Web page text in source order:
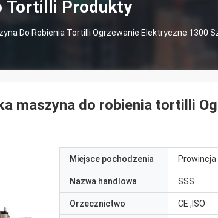
Tortilli Produkty
Do Robienia Tortilli Ogrzewanie Elektryczne 1300
maszyna do robienia tortilli
Miejsce pochodzenia Prowincja
Nazwa handlowa SSS
Orzecznictwo CE ,ISO